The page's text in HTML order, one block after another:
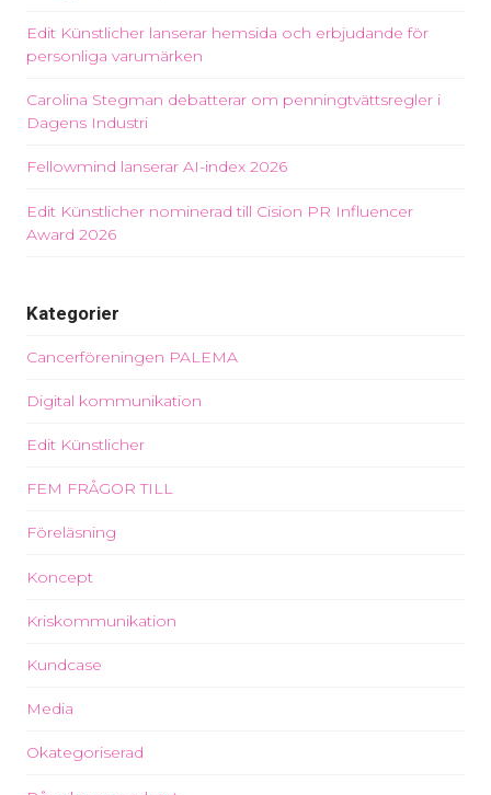
Edit Künstlicher lanserar hemsida och erbjudande för
personliga varumärken
Carolina Stegman debatterar om penningtvättsregler i
Dagens Industri
Fellowmind lanserar AI-index 2026
Edit Künstlicher nominerad till Cision PR Influencer
Award 2026
Kategorier
Cancerföreningen PALEMA
Digital kommunikation
Edit Künstlicher
FEM FRÅGOR TILL
Föreläsning
Koncept
Kriskommunikation
Kundcase
Media
Okategoriserad